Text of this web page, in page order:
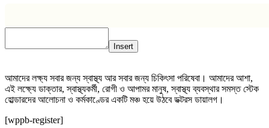
Insert
আমাদের লক্ষ্য সবার জন্য স্বাস্থ্য আর সবার জন্য চিকিৎসা পরিষেবা। আমাদের আশা,
এই লক্ষ্যে ডাক্তার, স্বাস্থ্যকর্মী, রোগী ও আপামর মানুষ, স্বাস্থ্য ব্যবস্থার সমস্ত স্টেক
হোল্ডারদের আলোচনা ও কর্মকাণ্ডের একটি মঞ্চ হয়ে উঠবে ডক্টরস ডায়ালগ।
[wppb-register]